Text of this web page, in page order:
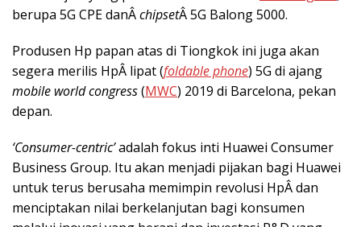
berupa 5G CPE danÂchipsetÂ 5G Balong 5000.
Produsen Hp papan atas di Tiongkok ini juga akan
segera merilis HpÂ lipat (foldable phone) 5G di ajang
mobile world congress(MWC) 2019 di Barcelona, pekan
depan.
‘Consumer-centric’adalah fokus inti Huawei Consumer
Business Group. Itu akan menjadi pijakan bagi Huawei
untuk terus berusaha memimpin revolusi HpÂ dan
menciptakan nilai berkelanjutan bagi konsumen